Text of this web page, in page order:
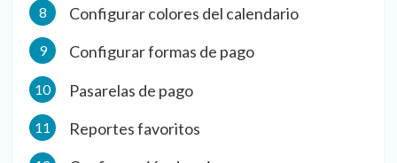
Configurar colores del calendario
Configurar formas de pago
Pasarelas de pago
Reportes favoritos